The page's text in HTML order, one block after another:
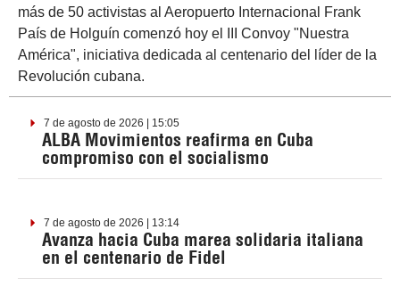
más de 50 activistas al Aeropuerto Internacional Frank
País de Holguín comenzó hoy el III Convoy "Nuestra
América", iniciativa dedicada al centenario del líder de la
Revolución cubana.
7 de agosto de 2026 | 15:05
ALBA Movimientos reafirma en Cuba
compromiso con el socialismo
7 de agosto de 2026 | 13:14
Avanza hacia Cuba marea solidaria italiana
en el centenario de Fidel